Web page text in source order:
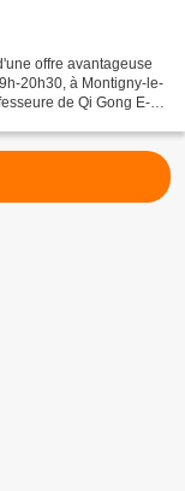
offre avantageuse
20h30, à Montigny-le-
de Qi Gong E-